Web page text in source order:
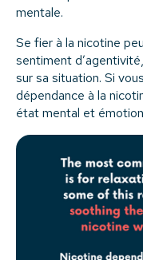
mentale.
Se fier à la nicotine
sentiment
sur sa situation. Si
dépendance à la
état mental et